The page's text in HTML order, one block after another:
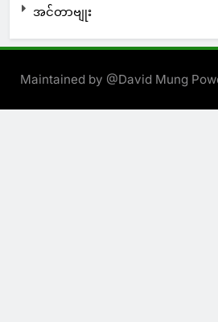
အင်တာဗျုး
Maintained by @David Mung